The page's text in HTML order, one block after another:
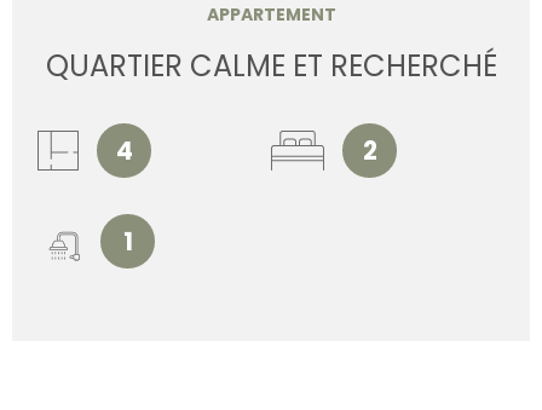
APPARTEMENT
QUARTIER CALME ET RECHERCHÉ
4 2
1